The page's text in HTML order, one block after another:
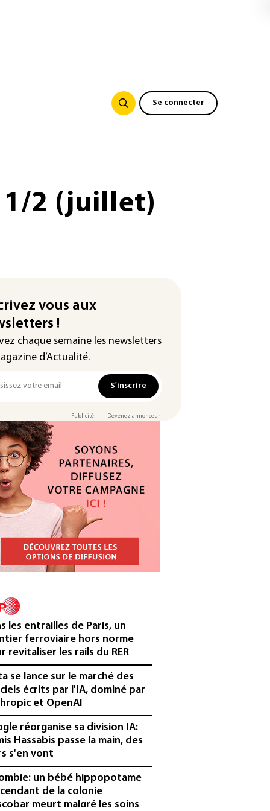
Se connecter
1/2 (juillet)
vous aux
!
chaque semaine les newsletters
d’Actualité.
S'inscrire
Publicité Devenez annonceur
les entrailles de Paris, un
ferroviaire hors norme
revitaliser les rails du RER
se lance sur le marché des
écrits par l'IA, dominé par
et OpenAI
réorganise sa division IA:
Hassabis passe la main, des
s'en vont
un bébé hippopotame
de la colonie
meurt malgré les soins